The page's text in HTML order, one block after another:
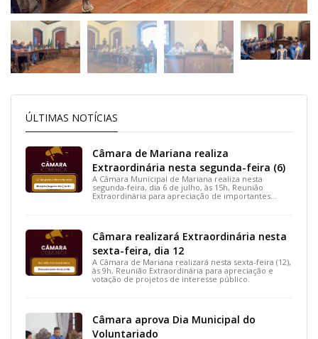
ÚLTIMAS NOTÍCIAS
Câmara de Mariana realiza
Extraordinária nesta segunda-feira (6)
A Câmara Municipal de Mariana realiza nesta
segunda-feira, dia 6 de julho, às 15h, Reunião
Extraordinária para apreciação de importantes
Câmara realizará Extraordinária nesta
sexta-feira, dia 12
A Câmara de Mariana realizará nesta sexta-feira (12),
às 9h, Reunião Extraordinária para apreciação e
votação de projetos de interesse público.
Câmara aprova Dia Municipal do
Voluntariado